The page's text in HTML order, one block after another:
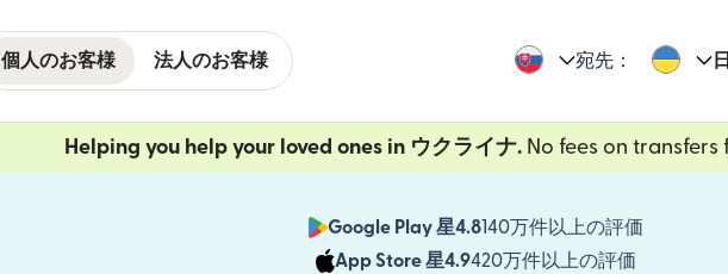
個人のお客様 法人のお客様 宛先：
Helping you help your loved ones in ウクライナ.No fees on transfers
Google Play 星4.8140万件以上の評価
（別ウィ
App Store 星4.9420万件以上の評価